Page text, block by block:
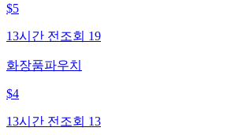
$5
13시간 전 조회 19
화장품파우치
$4
13시간 전 조회 13